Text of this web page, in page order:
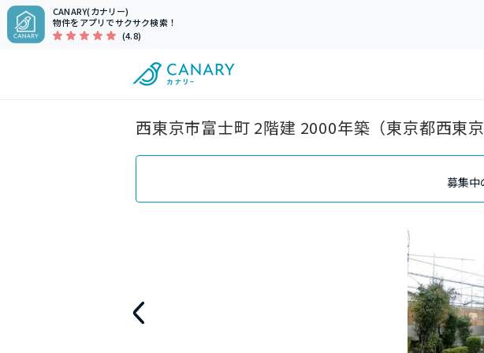
CANARY(カナリー)
物件をアプリでサクサク検索！
(4.8)
西東京市富士町 2階建 2000年築（東京都西東
募集中